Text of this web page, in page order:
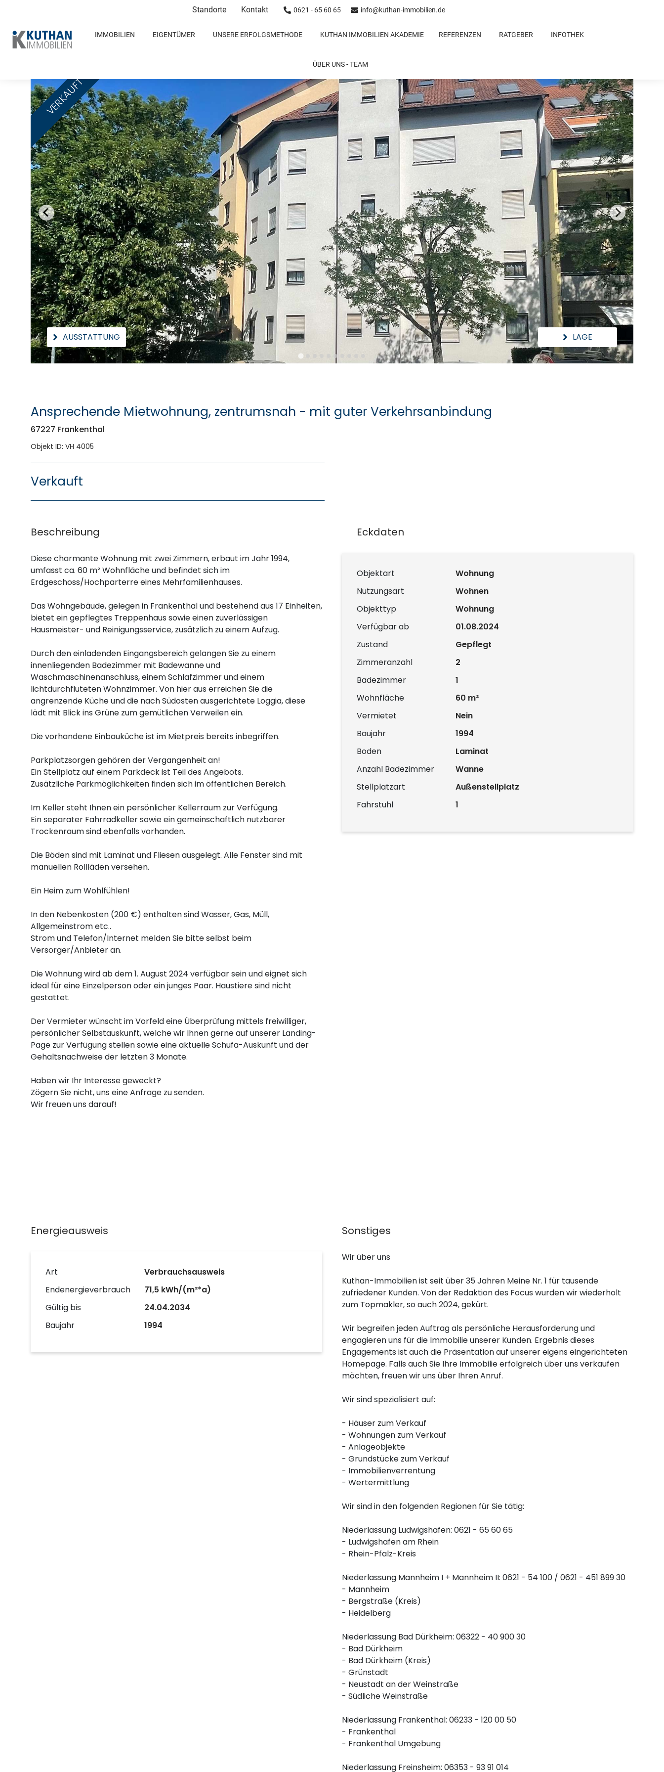
Standorte Kontakt 0621 - 65 60 65 info@kuthan-immobilien.de
IMMOBILIEN EIGENTÜMER UNSERE ERFOLGSMETHODE KUTHAN IMMOBILIEN AKADEMIE REFERENZEN RATGEBER INFOTHEK
ÜBER UNS - TEAM
VERKAUFT
AUSSTATTUNG LAGE
Ansprechende Mietwohnung, zentrumsnah - mit guter Verkehrsanbindung
67227 Frankenthal
Objekt ID: VH 4005
Verkauft
Beschreibung
Diese charmante Wohnung mit zwei Zimmern, erbaut im Jahr 1994,
umfasst ca. 60 m² Wohnfläche und befindet sich im
Erdgeschoss/Hochparterre eines Mehrfamilienhauses.
Das Wohngebäude, gelegen in Frankenthal und bestehend aus 17 Einheiten,
bietet ein gepflegtes Treppenhaus sowie einen zuverlässigen
Hausmeister- und Reinigungsservice, zusätzlich zu einem Aufzug.
Durch den einladenden Eingangsbereich gelangen Sie zu einem
innenliegenden Badezimmer mit Badewanne und
Waschmaschinenanschluss, einem Schlafzimmer und einem
lichtdurchfluteten Wohnzimmer. Von hier aus erreichen Sie die
angrenzende Küche und die nach Südosten ausgerichtete Loggia, diese
lädt mit Blick ins Grüne zum gemütlichen Verweilen ein.
Die vorhandene Einbauküche ist im Mietpreis bereits inbegriffen.
Parkplatzsorgen gehören der Vergangenheit an!
Ein Stellplatz auf einem Parkdeck ist Teil des Angebots.
Zusätzliche Parkmöglichkeiten finden sich im öffentlichen Bereich.
Im Keller steht Ihnen ein persönlicher Kellerraum zur Verfügung.
Ein separater Fahrradkeller sowie ein gemeinschaftlich nutzbarer
Trockenraum sind ebenfalls vorhanden.
Die Böden sind mit Laminat und Fliesen ausgelegt. Alle Fenster sind mit
manuellen Rollläden versehen.
Ein Heim zum Wohlfühlen!
In den Nebenkosten (200 €) enthalten sind Wasser, Gas, Müll,
Allgemeinstrom etc..
Strom und Telefon/Internet melden Sie bitte selbst beim
Versorger/Anbieter an.
Die Wohnung wird ab dem 1. August 2024 verfügbar sein und eignet sich
ideal für eine Einzelperson oder ein junges Paar. Haustiere sind nicht
gestattet.
Der Vermieter wünscht im Vorfeld eine Überprüfung mittels freiwilliger,
persönlicher Selbstauskunft, welche wir Ihnen gerne auf unserer Landing-
Page zur Verfügung stellen sowie eine aktuelle Schufa-Auskunft und der
Gehaltsnachweise der letzten 3 Monate.
Haben wir Ihr Interesse geweckt?
Zögern Sie nicht, uns eine Anfrage zu senden.
Wir freuen uns darauf!
Eckdaten
Objektart
Wohnung
Nutzungsart
Wohnen
Objekttyp
Wohnung
Verfügbar ab
01.08.2024
Zustand
Gepflegt
Zimmeranzahl
2
Badezimmer
1
Wohnfläche
60 m²
Vermietet
Nein
Baujahr
1994
Boden
Laminat
Anzahl Badezimmer
Wanne
Stellplatzart
Außenstellplatz
Fahrstuhl
1
Energieausweis
Art
Verbrauchsausweis
Endenergieverbrauch
71,5 kWh/(m²*a)
Gültig bis
24.04.2034
Baujahr
1994
Sonstiges
Wir über uns
Kuthan-Immobilien ist seit über 35 Jahren Meine Nr. 1 für tausende
zufriedener Kunden. Von der Redaktion des Focus wurden wir wiederholt
zum Topmakler, so auch 2024, gekürt.
Wir begreifen jeden Auftrag als persönliche Herausforderung und
engagieren uns für die Immobilie unserer Kunden. Ergebnis dieses
Engagements ist auch die Präsentation auf unserer eigens eingerichteten
Homepage. Falls auch Sie Ihre Immobilie erfolgreich über uns verkaufen
möchten, freuen wir uns über Ihren Anruf.
Wir sind spezialisiert auf:
- Häuser zum Verkauf
- Wohnungen zum Verkauf
- Anlageobjekte
- Grundstücke zum Verkauf
- Immobilienverrentung
- Wertermittlung
Wir sind in den folgenden Regionen für Sie tätig:
Niederlassung Ludwigshafen: 0621 - 65 60 65
- Ludwigshafen am Rhein
- Rhein-Pfalz-Kreis
Niederlassung Mannheim I + Mannheim II: 0621 - 54 100 / 0621 - 451 899 30
- Mannheim
- Bergstraße (Kreis)
- Heidelberg
Niederlassung Bad Dürkheim: 06322 - 40 900 30
- Bad Dürkheim
- Bad Dürkheim (Kreis)
- Grünstadt
- Neustadt an der Weinstraße
- Südliche Weinstraße
Niederlassung Frankenthal: 06233 - 120 00 50
- Frankenthal
- Frankenthal Umgebung
Niederlassung Freinsheim: 06353 - 93 91 014